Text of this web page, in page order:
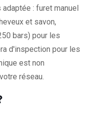
: furet manuel
et savon,
bars) pour les
d'inspection pour les
est non
réseau.